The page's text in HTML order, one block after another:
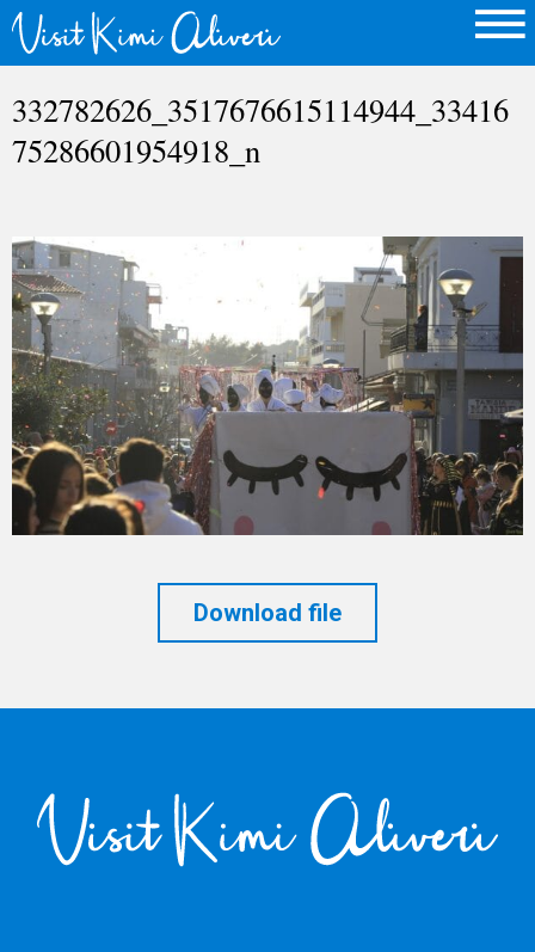
332782626_3517676615114944_33416
75286601954918_n
Download file